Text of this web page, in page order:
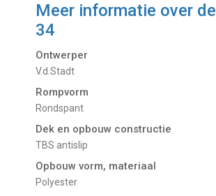
Meer informatie over de
34
Ontwerper
V.d.Stadt
Rompvorm
Rondspant
Dek en opbouw constructie
TBS antislip
Opbouw vorm, materiaal
Polyester